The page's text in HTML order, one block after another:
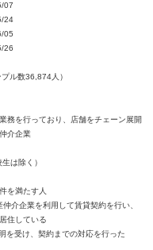
07
24
05
26
ル数36,874人）
務を行っており、店舗をチェーン展開
介企業
は除く）
を満たす人
介企業を利用して賃貸契約を行い、
住している
を受け、契約までの対応を行った